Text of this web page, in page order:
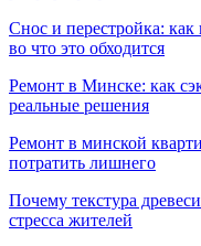
Снос и перестройка:
во что это обходится
Ремонт в Минске: как
реальные решения
Ремонт в минской
потратить лишнего
Почему текстура
стресса жителей